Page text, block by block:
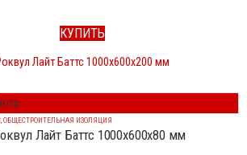
КУПИТЬ
,ОБЩЕСТРОИТЕЛЬНАЯ ИЗОЛЯЦИЯ
Лайт Баттс 1000x600x80 мм